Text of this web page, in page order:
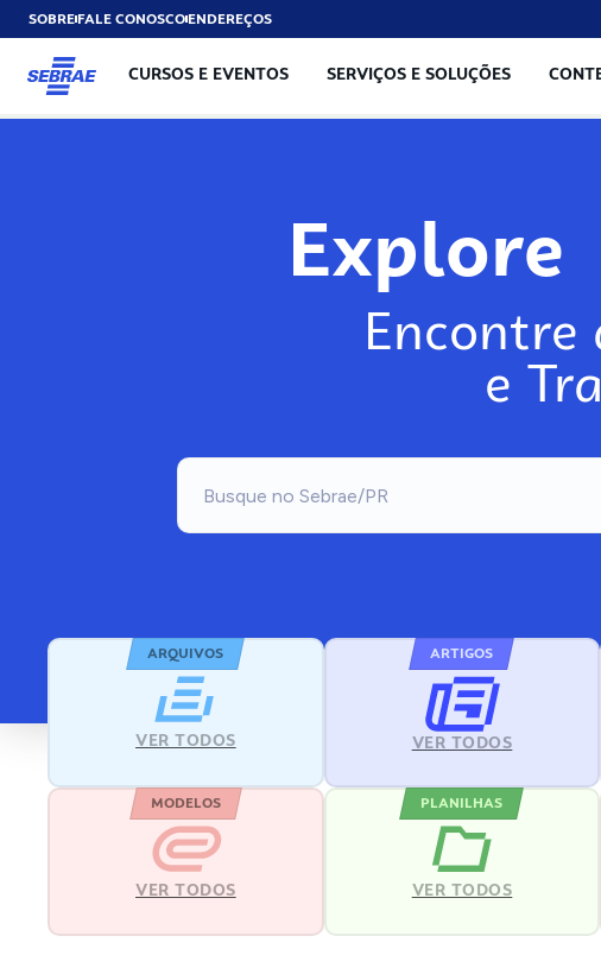
SOBREFALE CONOSCOENDEREÇOS
CURSOS E EVENTOS SERVIÇOS E SOLUÇÕES
Explore
Encontre
e
ARQUIVOS
VER TODOS
ARTIGOS
VER TODOS
MODELOS
VER TODOS
PLANILHAS
VER TODOS